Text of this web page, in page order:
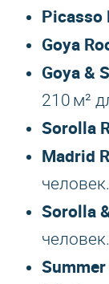
Picasso
Goya
Goya &
210 м²
Sorolla
Madrid
человек.
Sorolla
человек.